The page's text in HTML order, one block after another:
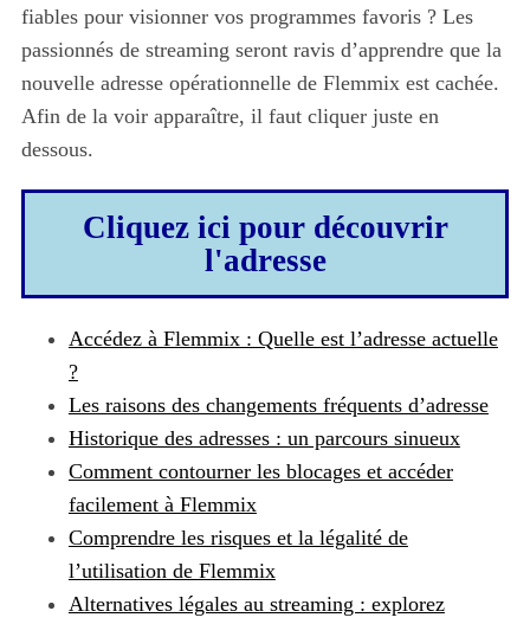
fiables pour visionner vos programmes favoris ? Les
passionnés de streaming seront ravis d’apprendre que la
nouvelle adresse opérationnelle de Flemmix est cachée.
Afin de la voir apparaître, il faut cliquer juste en
dessous.
Cliquez ici pour découvrir
l'adresse
Accédez à Flemmix : Quelle est l’adresse actuelle
?
Les raisons des changements fréquents d’adresse
Historique des adresses : un parcours sinueux
Comment contourner les blocages et accéder
facilement à Flemmix
Comprendre les risques et la légalité de
l’utilisation de Flemmix
Alternatives légales au streaming : explorez